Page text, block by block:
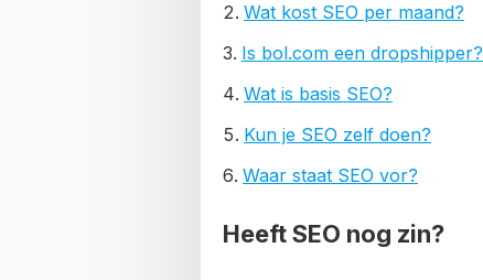
Wat kost SEO per maand?
Is bol.com een dropshipper?
Wat is basis SEO?
Kun je SEO zelf doen?
Waar staat SEO vor?
Heeft SEO nog zin?